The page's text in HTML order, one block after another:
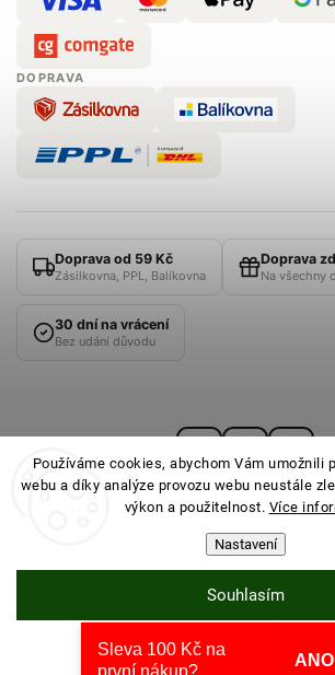
Používáme cookies, abychom Vám umožnili
webu a díky analýze provozu webu neustále
výkon a použitelnost. Více
Nastavení
Odmítnout
Souhlasím
DOPRAVA
Doprava od 59 Kč
Zásilkovna, PPL, Balíkovna
Doprava
Na všechny
30 dní na vrácení
Bez udání důvodu
PONOŽKOVNA· Všechna práva
Nastavení cookies
Vytvořil Shoptet
Sleva 100 Kč na
první nákup?
ANO